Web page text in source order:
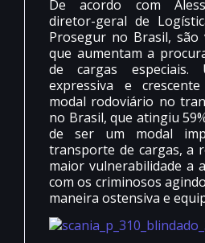
De acordo com
diretor-geral de
Prosegur no Brasil,
que aumentam a
de cargas
expressiva e
modal rodoviário no
no Brasil, que atingiu
de ser um modal
transporte de cargas, a
maior vulnerabilidade a
com os criminosos
maneira ostensiva e